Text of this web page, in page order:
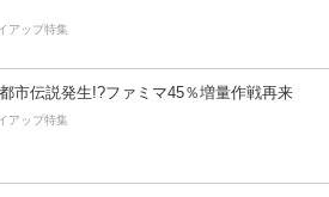
アップ特集
市伝説発生!?ファミマ45％増量作戦再来
アップ特集